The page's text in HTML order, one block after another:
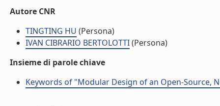
Autore CNR
TINGTING HU (Persona)
IVAN CIBRARIO BERTOLOTTI(Persona)
Insieme di parole chiave
Keywords of "Modular Design of an Open-Source,